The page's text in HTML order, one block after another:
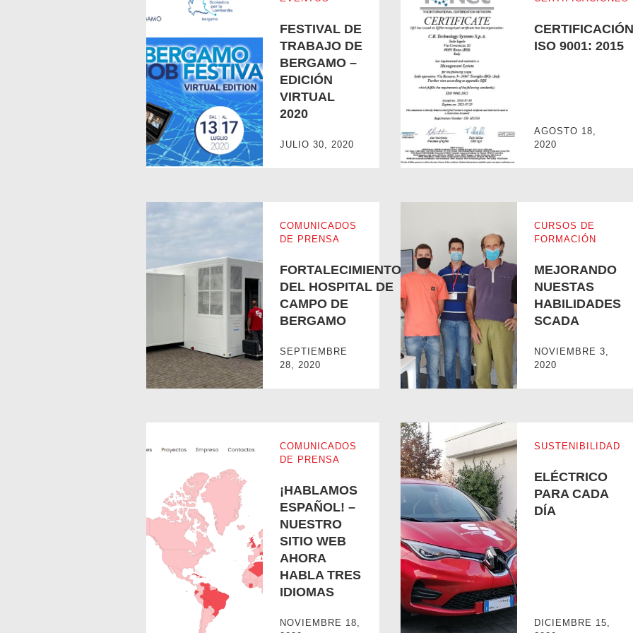
FESTIVAL DE TRABAJO DE BERGAMO – EDICIÓN VIRTUAL 2020
FESTIVAL DE
TRABAJO DE
BERGAMO –
EDICIÓN
VIRTUAL
2020
JULIO 30, 2020
CERTIFICACIÓN ISO 9001: 2015
CERTIFICACIÓN
ISO 9001: 2015
AGOSTO 18,
2020
FORTALECIMIENTO DEL HOSPITAL DE CAMPO DE BERGAMO
COMUNICADOS
DE PRENSA
FORTALECIMIENTO
DEL HOSPITAL DE
CAMPO DE
BERGAMO
SEPTIEMBRE
28, 2020
MEJORANDO NUESTAS HABILIDADES
CURSOS DE
FORMACIÓN
MEJORANDO
NUESTAS
HABILIDADES
SCADA
NOVIEMBRE 3,
2020
¡HABLAMOS ESPAÑOL! – NUESTRO SITIO WEB AHORA HABLA TRES IDIOMAS
COMUNICADOS
DE PRENSA
¡HABLAMOS
ESPAÑOL! –
NUESTRO
SITIO WEB
AHORA
HABLA TRES
IDIOMAS
NOVIEMBRE 18,
ELÉCTRICO PARA CADA DÍA
SUSTENIBILIDAD
ELÉCTRICO
PARA CADA
DÍA
DICIEMBRE 15,